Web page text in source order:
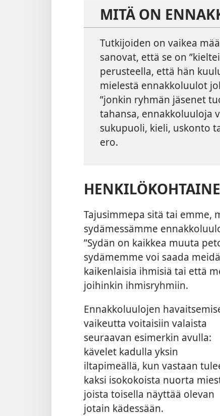
MITÄ ON
Tutkijoiden on vaikea
sanovat, että se on
perusteella, että hän
mielestä ennakkoluulot
”jonkin ryhmän jäsenet
tahansa, ennakkoluuloja
sukupuoli, kieli, uskonto
ero.
Tajusimmepa sitä tai emme,
sydämessämme
”Sydän on kaikkea muuta
sydämemme voi saada
kaikenlaisia ihmisiä tai että
joihinkin ihmisryhmiin.
Ennakkoluulojen
vaikeutta voitaisiin valaista
seuraavan esimerkin avulla:
kävelet kadulla yksin
iltapimeällä, kun vastaan
kaksi isokokoista nuorta
joista toisella näyttää olevan
jotain kädessään.